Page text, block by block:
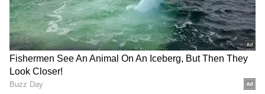
ಪ್ರದೋಷ್ ಬಳಿಕ ಕೋರ್ಟ್‌ಲ್ಲಿ
ಸತ್ಯ ಹೇಳಲು ಮುಂದಾದ ಕುಚುಕು
ದೋಸ್ತ್ ವಿನಯ್, ರವಿಶಂಕರ್!
ವಿಲನ್​ ಸಂಜಯ್​ ಹುಟ್ಟುಹಬ್ಬ:
ನಾಟಕ ಮಾಡಲು ಹೋಗಿ ತುಟಿ,
ರೆಪ್ಪೆ ಸುಟ್ಕೊಂಡ ಕಥೆ ಕೇಳಿ